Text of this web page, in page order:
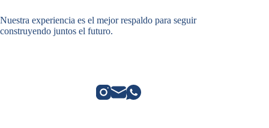
Nuestra experiencia es el mejor respaldo para seguir
construyendo juntos el futuro.